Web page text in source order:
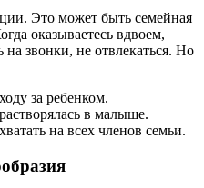
Это может быть семейная
оказываетесь вдвоем,
на звонки, не отвлекаться. Но
за ребенком.
в малыше.
на всех членов семьи.